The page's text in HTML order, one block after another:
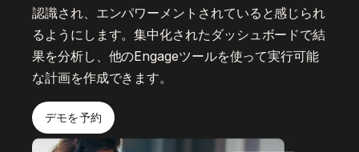
認識され、エンパワーメントされていると感じられ
るようにします。集中化されたダッシュボードで結
果を分析し、他のEngageツールを使って実行可能
な計画を作成できます。
デモを予約